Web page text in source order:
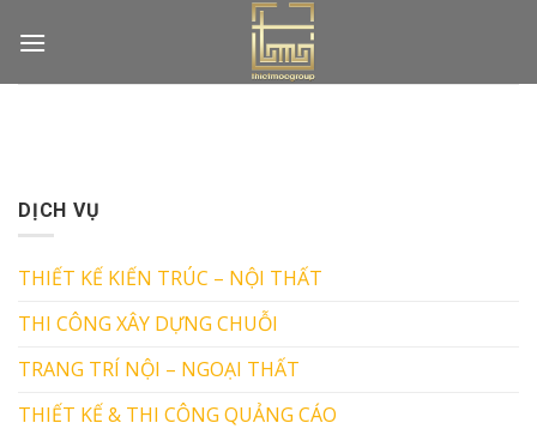
DỊCH VỤ
THIẾT KẾ KIẾN TRÚC – NỘI THẤT
THI CÔNG XÂY DỰNG CHUỖI
TRANG TRÍ NỘI – NGOẠI THẤT
THIẾT KẾ & THI CÔNG QUẢNG CÁO